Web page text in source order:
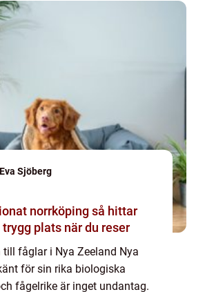
Eva Sjöberg
norrköping så hittar
trygg plats när du reser
fåglar i Nya Zeeland Nya
för sin rika biologiska
fågelrike är inget undantag.